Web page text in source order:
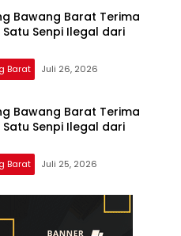
Bawang Barat Terima
Senpi Ilegal dari
Barat Juli 26, 2026
Bawang Barat Terima
Senpi Ilegal dari
Barat Juli 25, 2026